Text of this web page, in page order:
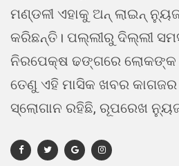
ମଣ୍ଡଳୀ ଏହାକୁ ଅନ୍ ଲାଇନ୍
କରିଛନ୍ତି। ପଲ୍ଲୀରୁ ଦିଲ୍ଲୀ
ନିରପେକ୍ଷ ଢଙ୍ଗରେ ଲୋକଙ୍କ
ତେଣୁ ଏହି ମାସିକ ଖବର
ସ୍ଲୋଗାନ ରହିଛି, ରୂପରେଖ